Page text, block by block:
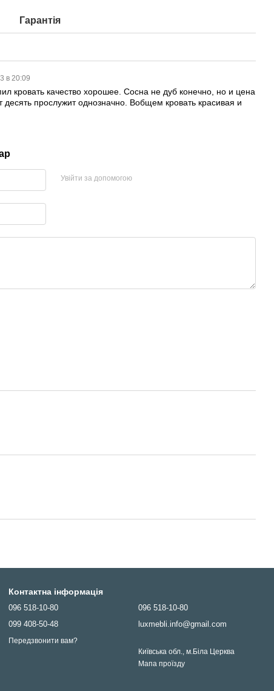
Гарантія
в 20:09
кровать качество хорошее. Сосна не дуб конечно, но и цена
десять прослужит однозначно. Вобщем кровать красивая и
Увійти за допомогою
Контактна інформація
096 518-10-80
099 408-50-48
Передзвонити вам?
096 518-10-80
luxmebli.info@gmail.com
Київська обл., м.Біла Церква
Мапа проїзду